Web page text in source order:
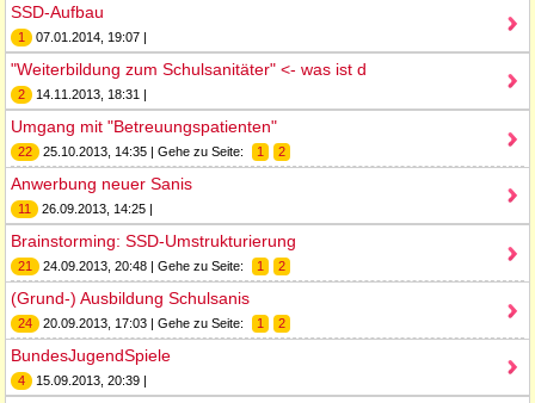
SSD-Aufbau
1 07.01.2014, 19:07 |
"Weiterbildung zum Schulsanitäter" <- was ist d
2 14.11.2013, 18:31 |
Umgang mit "Betreuungspatienten"
22 25.10.2013, 14:35 | Gehe zu Seite: 1 2
Anwerbung neuer Sanis
11 26.09.2013, 14:25 |
Brainstorming: SSD-Umstrukturierung
21 24.09.2013, 20:48 | Gehe zu Seite: 1 2
(Grund-) Ausbildung Schulsanis
24 20.09.2013, 17:03 | Gehe zu Seite: 1 2
BundesJugendSpiele
4 15.09.2013, 20:39 |